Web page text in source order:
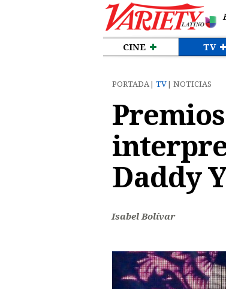
CINE TV
PORTADA TV NOTICIAS
Daddy
Isabel Bolívar